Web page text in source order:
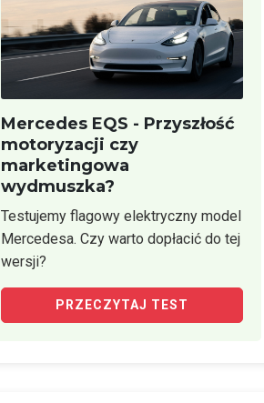
Mercedes EQS - Przyszłość
motoryzacji czy
marketingowa
wydmuszka?
Testujemy flagowy elektryczny model
Mercedesa. Czy warto dopłacić do tej
wersji?
PRZECZYTAJ TEST